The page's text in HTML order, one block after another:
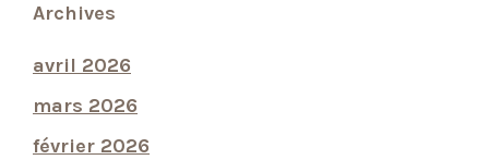
Archives
avril 2026
mars 2026
février 2026